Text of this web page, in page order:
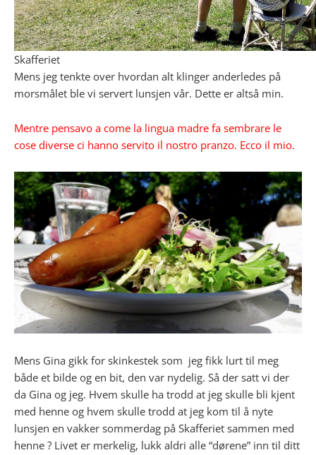
Skafferiet
Mens jeg tenkte over hvordan alt klinger anderledes på
morsmålet ble vi servert lunsjen vår. Dette er altså min.
Mentre pensavo a come la lingua madre fa sembrare le
cose diverse ci hanno servito il nostro pranzo. Ecco il mio.
Mens Gina gikk for skinkestek som jeg fikk lurt til meg
både et bilde og en bit, den var nydelig. Så der satt vi der
da Gina og jeg. Hvem skulle ha trodd at jeg skulle bli kjent
med henne og hvem skulle trodd at jeg kom til å nyte
lunsjen en vakker sommerdag på Skafferiet sammen med
henne ? Livet er merkelig, lukk aldri alle “dørene” inn til ditt